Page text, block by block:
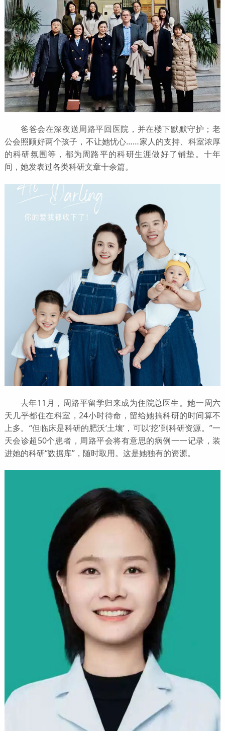
爸爸会在深夜送周路平回医院，并在楼下默默守护；老
公会照顾好两个孩子，不让她忧心……家人的支持、科室浓厚
的科研氛围等，都为周路平的科研生涯做好了铺垫。十年
间，她发表过各类科研文章十余篇。
去年11月，周路平留学归来成为住院总医生。她一周六
天几乎都住在科室，24小时待命，留给她搞科研的时间算不
上多。“但临床是科研的肥沃‘土壤’，可以‘挖’到科研资源。”一
天会诊超50个患者，周路平会将有意思的病例一一记录，装
进她的科研“数据库”，随时取用。这是她独有的资源。